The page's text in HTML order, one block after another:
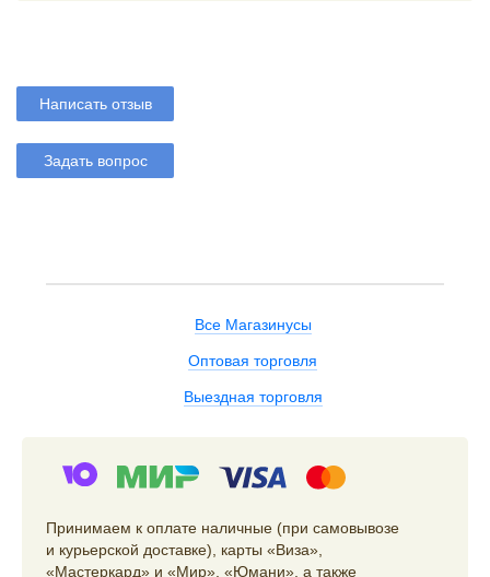
Написать отзыв
Задать вопрос
Все Магазинусы
Оптовая торговля
Выездная торговля
Принимаем к оплате наличные (при самовывозе
и курьерской доставке), карты «Виза»,
«Мастеркард» и «Мир», «Юмани», а также